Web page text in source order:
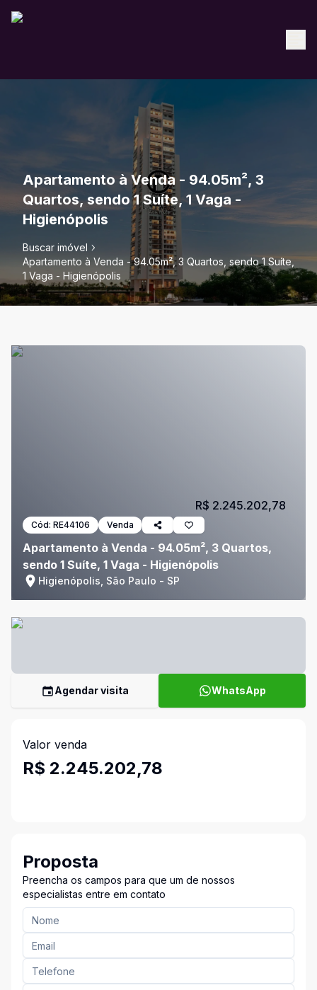
Apartamento à Venda - 94.05m², 3
Quartos, sendo 1 Suíte, 1 Vaga -
Higienópolis
Buscar imóvel
Apartamento à Venda - 94.05m², 3 Quartos, sendo 1 Suíte,
1 Vaga - Higienópolis
Cód: RE44106 Venda
Apartamento à Venda - 94.05m², 3 Quartos,
sendo 1 Suíte, 1 Vaga - Higienópolis
Higienópolis, São Paulo - SP
R$ 2.245.202,78
Agendar visita WhatsApp
Valor venda
R$ 2.245.202,78
Proposta
Preencha os campos para que um de nossos
especialistas entre em contato